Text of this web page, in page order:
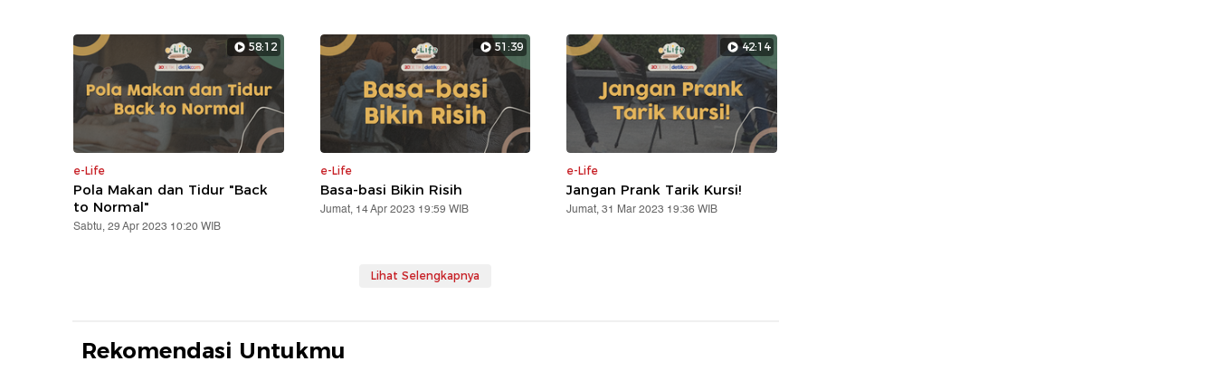
58:12
e-Life
Pola Makan dan Tidur "Back
to Normal"
Sabtu, 29 Apr 2023 10:20 WIB
51:39
e-Life
Basa-basi Bikin Risih
Jumat, 14 Apr 2023 19:59 WIB
42:14
e-Life
Jangan Prank Tarik Kursi!
Jumat, 31 Mar 2023 19:36 WIB
Lihat Selengkapnya
Rekomendasi Untukmu